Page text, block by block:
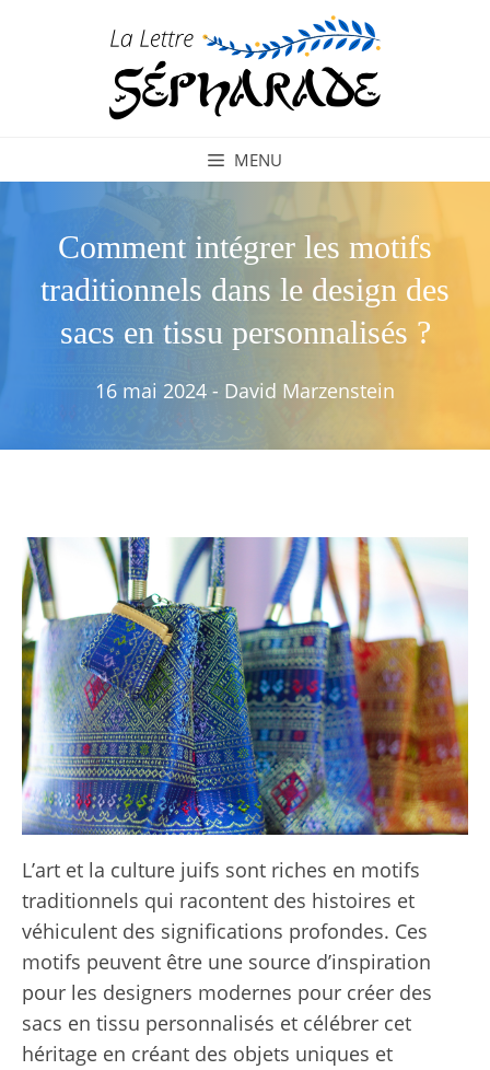
MENU
Comment intégrer les motifs
traditionnels dans le design des
sacs en tissu personnalisés ?
16 mai 2024 - David Marzenstein
L’art et la culture juifs sont riches en motifs
traditionnels qui racontent des histoires et
véhiculent des significations profondes. Ces
motifs peuvent être une source d’inspiration
pour les designers modernes pour créer des
sacs en tissu personnalisés et célébrer cet
héritage en créant des objets uniques et